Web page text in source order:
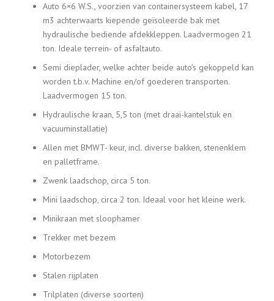
Auto 6×6 W.S., voorzien van containersysteem kabel, 17
m3 achterwaarts kiepende geïsoleerde bak met
hydraulische bediende afdekkleppen. Laadvermogen 21
ton. Ideale terrein- of asfaltauto.
Semi dieplader, welke achter beide auto’s gekoppeld kan
worden t.b.v. Machine en/of goederen transporten.
Laadvermogen 15 ton.
Hydraulische kraan, 5,5 ton (met draai-kantelstuk en
vacuuminstallatie)
Allen met BMWT- keur, incl. diverse bakken, stenenklem
en palletframe.
Zwenk laadschop, circa 5 ton.
Mini laadschop, circa 2 ton. Ideaal voor het kleine werk.
Minikraan met sloophamer
Trekker met bezem
Motorbezem
Stalen rijplaten
Trilplaten (diverse soorten)